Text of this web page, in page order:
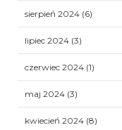
sierpień 2024 (6)
lipiec 2024 (3)
czerwiec 2024 (1)
maj 2024 (3)
kwiecień 2024 (8)